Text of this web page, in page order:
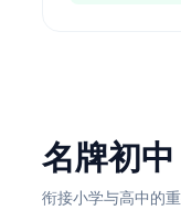
名牌初
衔接小学与高中的